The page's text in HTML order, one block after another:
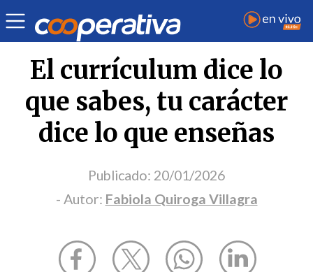
Opinión | Fabiola Quiroga Villagra
El currículum dice lo
que sabes, tu carácter
dice lo que enseñas
Publicado: 20/01/2026
- Autor: Fabiola Quiroga Villagra